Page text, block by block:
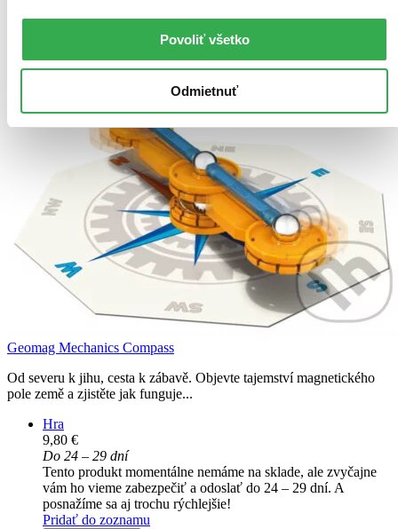
Povoliť všetko
Odmietnuť
Najdrahšie
Geomag Mechanics Compass
Od severu k jihu, cesta k zábavě. Objevte tajemství magnetického
pole země a zjistěte jak funguje...
Hra
9,80 €
Do 24 – 29 dní
Tento produkt momentálne nemáme na sklade, ale zvyčajne
vám ho vieme zabezpečiť a odoslať do 24 – 29 dní. A
posnažíme sa aj trochu rýchlejšie!
Pridať do zoznamu